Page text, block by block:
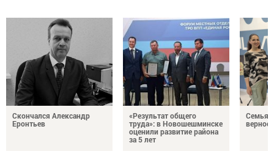
Скончался Александр
Еронтьев
«Результат общего
труда»: в Новошешминске
оценили развитие района
за 5 лет
Семья